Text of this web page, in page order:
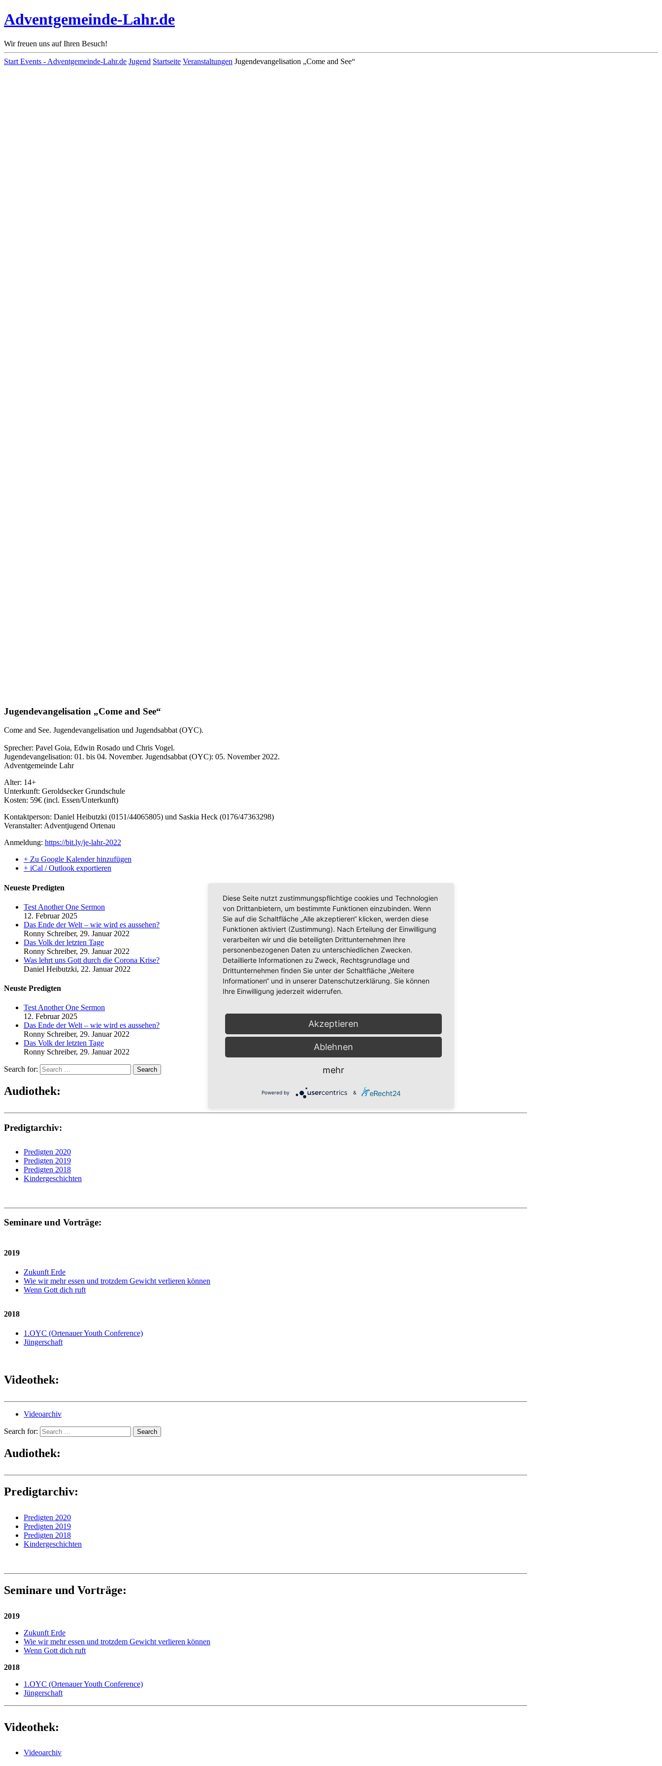
Adventgemeinde-Lahr.de
Wir freuen uns auf Ihren Besuch!
Start Events - Adventgemeinde-Lahr.de Jugend Startseite Veranstaltungen Jugendevangelisation „Come and See“
Jugendevangelisation „Come and See“
Come and See. Jugendevangelisation und Jugendsabbat (OYC).
Sprecher: Pavel Goia, Edwin Rosado und Chris Vogel.
Jugendevangelisation: 01. bis 04. November. Jugendsabbat (OYC): 05. November 2022.
Adventgemeinde Lahr
Alter: 14+
Unterkunft: Geroldsecker Grundschule
Kosten: 59€ (incl. Essen/Unterkunft)
Kontaktperson: Daniel Heibutzki (0151/44065805) und Saskia Heck (0176/47363298)
Veranstalter: Adventjugend Ortenau
Anmeldung: https://bit.ly/je-lahr-2022
+ Zu Google Kalender hinzufügen
+ iCal / Outlook exportieren
Neueste Predigten
Test Another One Sermon
12. Februar 2025
Das Ende der Welt – wie wird es aussehen?
Ronny Schreiber, 29. Januar 2022
Das Volk der letzten Tage
Ronny Schreiber, 29. Januar 2022
Was lehrt uns Gott durch die Corona Krise?
Daniel Heibutzki, 22. Januar 2022
Neuste Predigten
Test Another One Sermon
12. Februar 2025
Das Ende der Welt – wie wird es aussehen?
Ronny Schreiber, 29. Januar 2022
Das Volk der letzten Tage
Ronny Schreiber, 29. Januar 2022
Search for: Search
Audiothek:
Predigtarchiv:
Predigten 2020
Predigten 2019
Predigten 2018
Kindergeschichten
Seminare und Vorträge:
2019
Zukunft Erde
Wie wir mehr essen und trotzdem Gewicht verlieren können
Wenn Gott dich ruft
2018
1.OYC (Ortenauer Youth Conference)
Jüngerschaft
Videothek:
Videoarchiv
Search for: Search
Audiothek:
Predigtarchiv:
Predigten 2020
Predigten 2019
Predigten 2018
Kindergeschichten
Seminare und Vorträge:
2019
Zukunft Erde
Wie wir mehr essen und trotzdem Gewicht verlieren können
Wenn Gott dich ruft
2018
1.OYC (Ortenauer Youth Conference)
Jüngerschaft
Videothek:
Videoarchiv
Diese Seite nutzt zustimmungspflichtige cookies und Technologien
von Drittanbietern, um bestimmte Funktionen einzubinden. Wenn
Sie auf die Schaltfläche „Alle akzeptieren“ klicken, werden diese
Funktionen aktiviert (Zustimmung). Nach Erteilung der Einwilligung
verarbeiten wir und die beteiligten Drittunternehmen Ihre
personenbezogenen Daten zu unterschiedlichen Zwecken.
Detaillierte Informationen zu Zweck, Rechtsgrundlage und
Drittunternehmen finden Sie unter der Schaltfläche „Weitere
Informationen“ und in unserer Datenschutzerklärung. Sie können
Ihre Einwilligung jederzeit widerrufen.
Akzeptieren
Ablehnen
mehr
Powered by &